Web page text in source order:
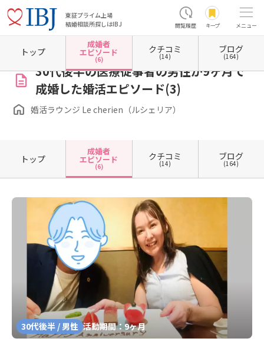
東証プライム上場
結婚相談所探しはIBJ
閲覧履歴 キープ メニュー
ホーム 埼玉県の結婚相談所 埼玉県新座市 婚活ラウンジ Le cherien（ルシェリア）
30代後半の医療従事者の男性が9ヶ月で
成婚した婚活エピソード(3)
婚活ラウンジ Le cherien（ルシェリア）
トップ
成婚者
エピソード
(6)
クチコミ
(14)
ブログ
(164)
トップ
成婚者
エピソード
(6)
クチコミ
(14)
ブログ
(164)
30代後半 / 男性 活動期間：9ヶ月